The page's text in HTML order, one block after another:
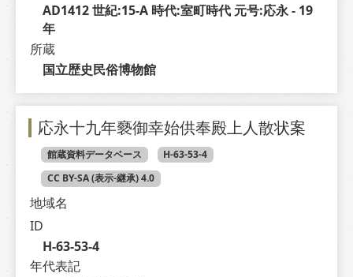
AD1412 世紀:15-A 時代:室町時代 元号:応永 - 19
年
所蔵
国立歴史民俗博物館
応永十九年褻御幸始供奉殿上人散状案
館蔵資料データベース
H-63-53-4
CC BY-SA (表示-継承) 4.0
地域名
ID
H-63-53-4
年代表記